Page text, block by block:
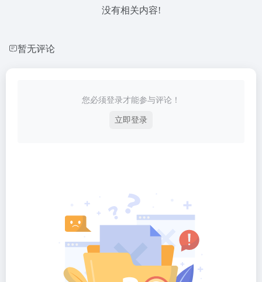
没有相关内容!
暂无评论
您必须登录才能参与评论！
立即登录